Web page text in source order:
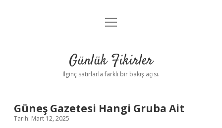
Anasayfa
Yasal Uyarı
menüyü
Günlük Fikirler
İlginç satırlarla farklı bir bakış açısı.
Güneş Gazetesi Hangi Gruba Ait
Tarih: Mart 12, 2025